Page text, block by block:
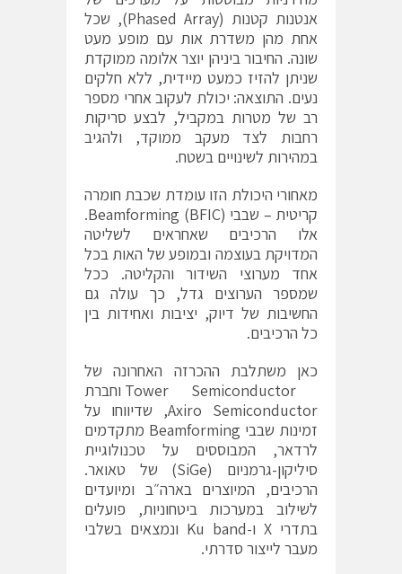
אנטנות קטנות (Phased Array), שכל
אחת מהן משדרת אות עם מופע מעט
שונה. החיבור ביניהן יוצר אלומה ממוקדת
שניתן להזיז כמעט מיידית, ללא חלקים
נעים. התוצאה: יכולת לעקוב אחרי מספר
רב של מטרות במקביל, לבצע סריקות
רחבות לצד מעקב ממוקד, ולהגיב
במהירות לשינויים בשטח.
מאחורי היכולת הזו עומדת שכבת חומרה
קריטית – שבבי Beamforming (BFIC).
אלו הרכיבים שאחראים לשליטה
המדויקת בעוצמה ובמופע של האות בכל
אחד מערוצי השידור והקליטה. ככל
שמספר הערוצים גדל, כך עולה גם
החשיבות של דיוק, יציבות ואחידות בין
כל הרכיבים.
כאן משתלבת ההכרזה האחרונה של
Tower Semiconductor וחברת
Axiro Semiconductor, שדיווחו על
זמינות שבבי Beamforming מתקדמים
לרדאר, המבוססים על טכנולוגיית
סיליקון-גרמניום (SiGe) של טאואר.
הרכיבים, המיוצרים בארה״ב ומיועדים
לשילוב במערכות ביטחוניות, פועלים
בתדרי X ו-Ku band ונמצאים בשלבי
מעבר לייצור סדרתי.